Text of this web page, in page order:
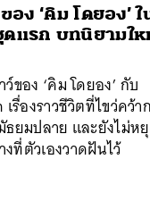
ง ‘คิม โดยอง’ ใ
แรก บทนิยามให
ของ ‘คิม โดยอง’ กับ
รื่องราวชีวิตที่ไขว่คว้า
ธยมปลาย และยังไม่ห
ที่ตัวเองวาดฝันไว้